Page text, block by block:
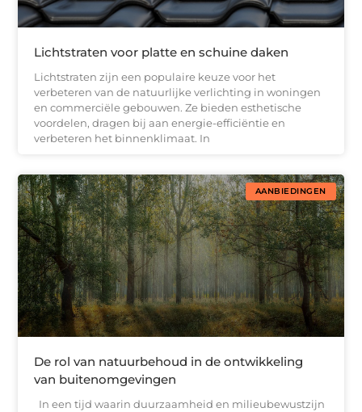
Lichtstraten voor platte en schuine daken
Lichtstraten zijn een populaire keuze voor het
verbeteren van de natuurlijke verlichting in woningen
en commerciële gebouwen. Ze bieden esthetische
voordelen, dragen bij aan energie-efficiëntie en
verbeteren het binnenklimaat. In
AANBIEDINGEN
De rol van natuurbehoud in de ontwikkeling
van buitenomgevingen
In een tijd waarin duurzaamheid en milieubewustzijn